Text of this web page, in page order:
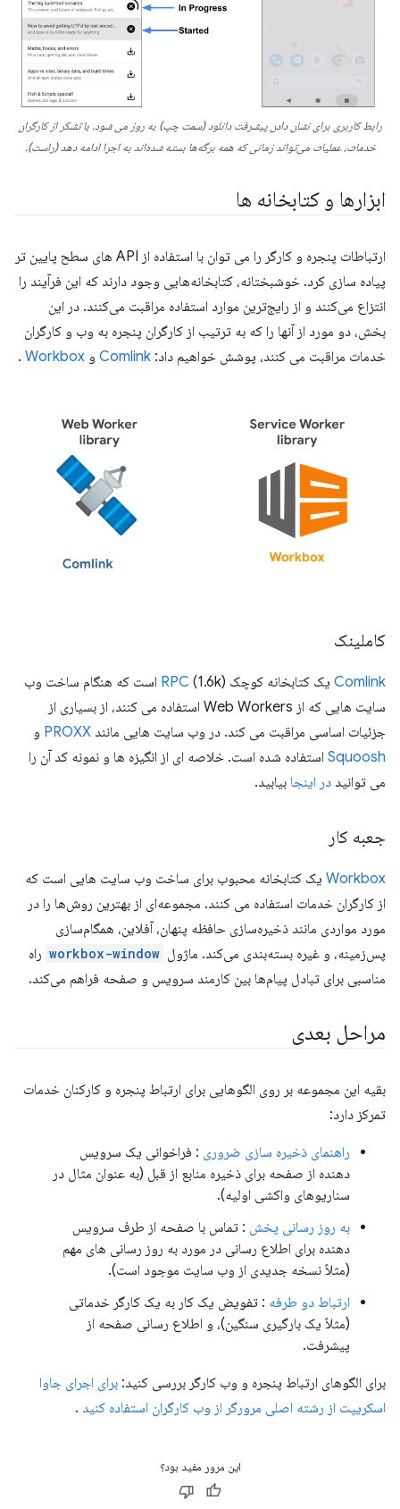
رابط کاربری برای نشان دادن پیشرفت دانلود (سمت چپ) به روز می شود. با تشکر از کارگران
خدمات، عملیات می‌تواند زمانی که همه برگه‌ها بسته شده‌اند به اجرا ادامه دهد (راست).
ابزارها و کتابخانه ها
ارتباطات پنجره و کارگر را می توان با استفاده از API های سطح پایین تر
پیاده سازی کرد. خوشبختانه، کتابخانه‌هایی وجود دارند که این فرآیند را
انتزاع می‌کنند و از رایج‌ترین موارد استفاده مراقبت می‌کنند. در این
بخش، دو مورد از آنها را که به ترتیب از کارگران پنجره به وب و کارگران
خدمات مراقبت می کنند، پوشش خواهیم داد: Comlink و Workbox
.
کاملینک
Comlink یک کتابخانه کوچک (1.6k) RPC است که هنگام ساخت وب
سایت هایی که از Web Workers استفاده می کنند، از بسیاری از
جزئیات اساسی مراقبت می کند. در وب سایت هایی مانند PROXX و
Squoosh استفاده شده است. خلاصه ای از انگیزه ها و نمونه کد آن را
می توانید در اینجا بیابید.
جعبه کار
Workbox یک کتابخانه محبوب برای ساخت وب سایت هایی است که
از کارگران خدمات استفاده می کنند. مجموعه‌ای از بهترین روش‌ها را در
مورد مواردی مانند ذخیره‌سازی حافظه پنهان، آفلاین، همگام‌سازی
پس‌زمینه، و غیره بسته‌بندی می‌کند. ماژول workbox-window راه
مناسبی برای تبادل پیام‌ها بین کارمند سرویس و صفحه فراهم می‌کند.
مراحل بعدی
بقیه این مجموعه بر روی الگوهایی برای ارتباط پنجره و کارکنان خدمات
تمرکز دارد:
راهنمای ذخیره سازی ضروری : فراخوانی یک سرویس
دهنده از صفحه برای ذخیره منابع از قبل (به عنوان مثال در
سناریوهای واکشی اولیه).
به روز رسانی پخش : تماس با صفحه از طرف سرویس
دهنده برای اطلاع رسانی در مورد به روز رسانی های مهم
(مثلاً نسخه جدیدی از وب سایت موجود است).
ارتباط دو طرفه : تفویض یک کار به یک کارگر خدماتی
(مثلاً یک بارگیری سنگین)، و اطلاع رسانی صفحه از
پیشرفت.
برای الگوهای ارتباط پنجره و وب کارگر بررسی کنید: برای اجرای جاوا
اسکریپت از رشته اصلی مرورگر از وب کارگران استفاده کنید .
این مرور مفید بود؟